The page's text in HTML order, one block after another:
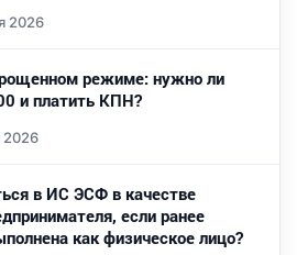
2026
режиме: нужно ли
и платить КПН?
2026
в ИС ЭСФ в качестве
если ранее
как физическое лицо?